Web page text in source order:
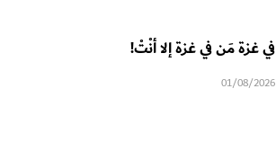
في غزة مَن في غزة إلا أنْتْ!
01/08/2026